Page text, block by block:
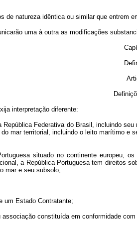
natureza idêntica ou similar que entrem
uma à outra as modificações
interpretação diferente:
Federativa do Brasil, incluindo seu
mar territorial, incluindo o leito marítimo
situado no continente europeu, os
a República Portuguesa tem direitos
mar e seu subsolo;
Estado Contratante;
constituída em conformidade com